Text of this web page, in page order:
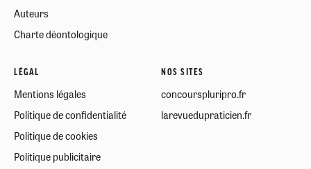
Auteurs
Charte déontologique
LÉGAL
Mentions légales
Politique de confidentialité
Politique de cookies
Politique publicitaire
NOS SITES
concourspluripro.fr
larevuedupraticien.fr